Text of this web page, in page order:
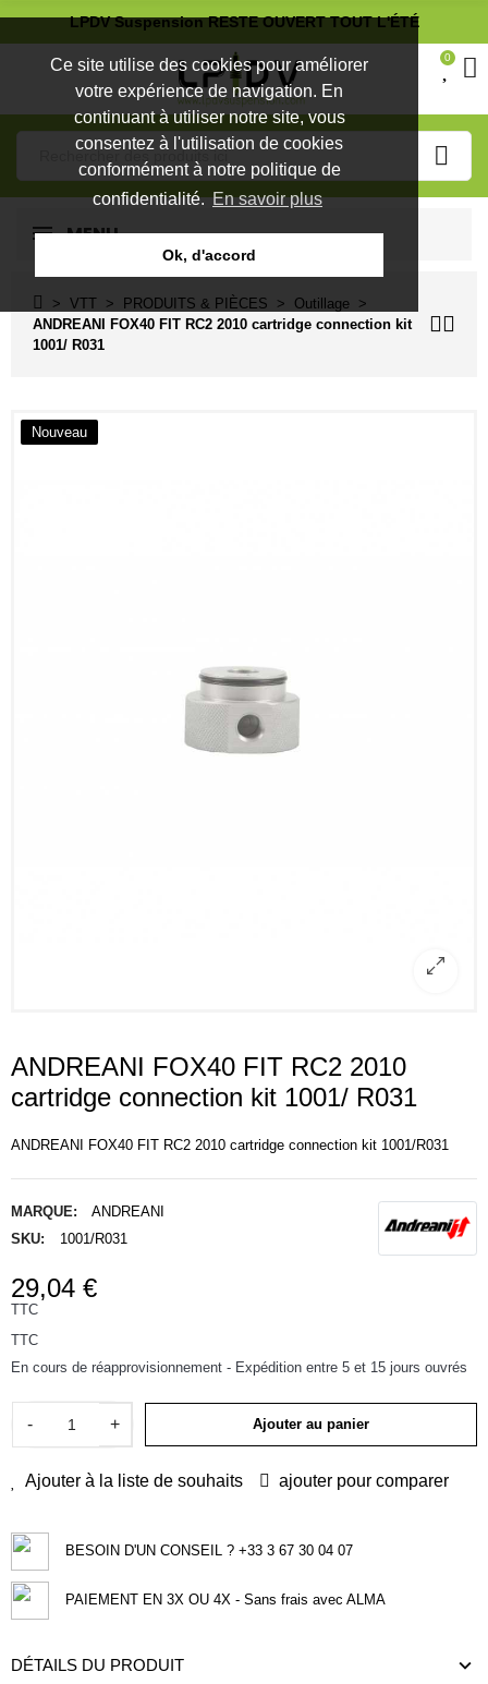
Ce site utilise des cookies pour améliorer
votre expérience de navigation. En
continuant à utiliser notre site, vous
consentez à l'utilisation de cookies
conformément à notre politique de
confidentialité.En savoir plus
Ok, d'accord
LPDV Suspension RESTE OUVERT TOUT L'ÉTÉ
0
MENU
VTT PRODUITS & PIÈCES
Outillage
ANDREANI FOX40 FIT RC2 2010 cartridge connection kit
1001/ R031
Nouveau
ANDREANI FOX40 FIT RC2 2010
cartridge connection kit 1001/ R031
ANDREANI FOX40 FIT RC2 2010 cartridge connection kit 1001/R031
MARQUE:
ANDREANI
SKU:
1001/R031
29,04 €
TTC
TTC
En cours de réapprovisionnement - Expédition entre 5 et 15 jours ouvrés
- + Ajouter au panier
Ajouter à la liste de souhaits ajouter pour comparer
BESOIN D'UN CONSEIL ? +33 3 67 30 04 07
PAIEMENT EN 3X OU 4X - Sans frais avec ALMA
DÉTAILS DU PRODUIT